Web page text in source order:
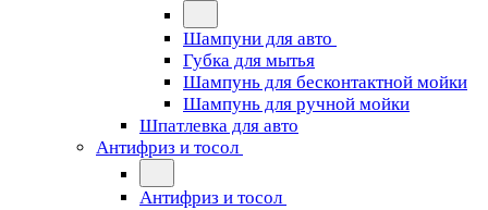
Шампуни для авто
Губка для мытья
Шампунь для бесконтактной мойки
Шампунь для ручной мойки
Шпатлевка для авто
Антифриз и тосол
Антифриз и тосол